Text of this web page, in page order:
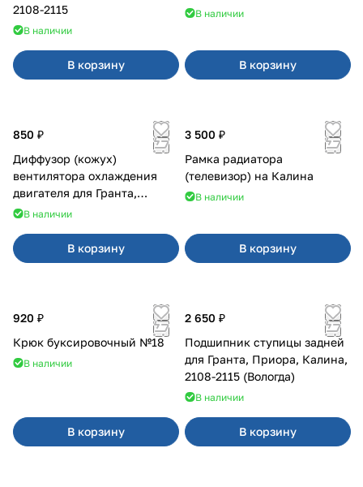
2108-2115
В наличии
В корзину
В наличии
В корзину
850 ₽
Диффузор (кожух)
вентилятора охлаждения
двигателя для Гранта,
Калина-2, Датсун нового
В наличии
В корзину
3 500 ₽
Рамка радиатора
(телевизор) на Калина
В наличии
В корзину
920 ₽
Крюк буксировочный №18
В наличии
В корзину
2 650 ₽
Подшипник ступицы задней
для Гранта, Приора, Калина,
2108-2115 (Вологда)
В наличии
В корзину